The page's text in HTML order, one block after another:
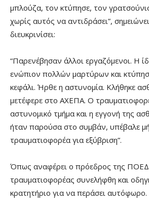
μπλούζα, τον κτύπησε, τον
χωρίς αυτός να αντιδράσει”,
διευκρινίσει:
“Παρενέβησαν άλλοι εργαζόμενοι. Η
ενώπιον πολλών μαρτύρων και
κεφάλι. Ήρθε η αστυνομία. Κλήθηκε
μετέφερε στο ΑΧΕΠΑ. Ο
αστυνομικό τμήμα και η εγγονή της
ήταν παρούσα στο συμβάν, υπέβαλε
τραυματιοφορέα για εξύβριση”.
Όπως αναφέρει ο πρόεδρος της
τραυματιοφορέας συνελήφθη και
κρατητήριο για να περάσει αυτόφωρο.